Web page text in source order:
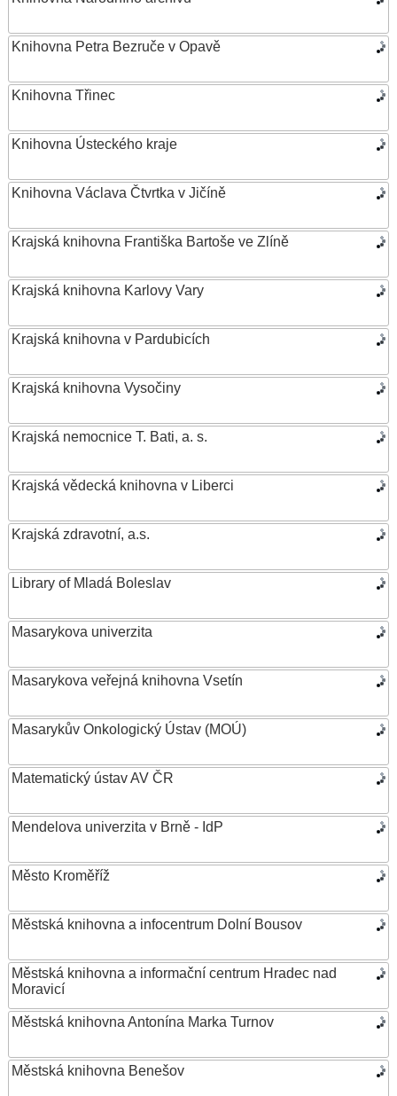
Knihovna Petra Bezruče v Opavě
Knihovna Třinec
Knihovna Ústeckého kraje
Knihovna Václava Čtvrtka v Jičíně
Krajská knihovna Františka Bartoše ve Zlíně
Krajská knihovna Karlovy Vary
Krajská knihovna v Pardubicích
Krajská knihovna Vysočiny
Krajská nemocnice T. Bati, a. s.
Krajská vědecká knihovna v Liberci
Krajská zdravotní, a.s.
Library of Mladá Boleslav
Masarykova univerzita
Masarykova veřejná knihovna Vsetín
Masarykův Onkologický Ústav (MOÚ)
Matematický ústav AV ČR
Mendelova univerzita v Brně - IdP
Město Kroměříž
Městská knihovna a infocentrum Dolní Bousov
Městská knihovna a informační centrum Hradec nad
Moravicí
Městská knihovna Antonína Marka Turnov
Městská knihovna Benešov